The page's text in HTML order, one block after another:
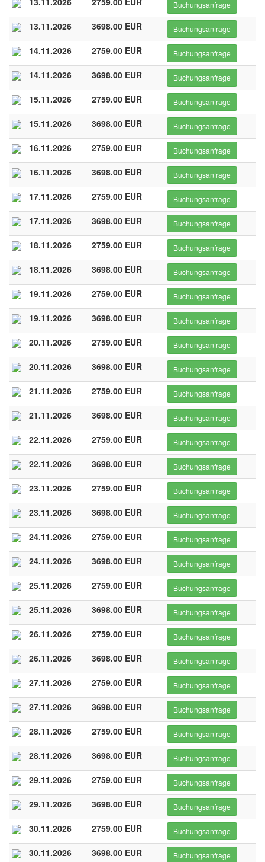
Buchungsanfrage
13.11.2026 3698.00 EUR Buchungsanfrage
14.11.2026 2759.00 EUR Buchungsanfrage
14.11.2026 3698.00 EUR Buchungsanfrage
15.11.2026 2759.00 EUR Buchungsanfrage
15.11.2026 3698.00 EUR Buchungsanfrage
16.11.2026 2759.00 EUR Buchungsanfrage
16.11.2026 3698.00 EUR Buchungsanfrage
17.11.2026 2759.00 EUR Buchungsanfrage
17.11.2026 3698.00 EUR Buchungsanfrage
18.11.2026 2759.00 EUR Buchungsanfrage
18.11.2026 3698.00 EUR Buchungsanfrage
19.11.2026 2759.00 EUR Buchungsanfrage
19.11.2026 3698.00 EUR Buchungsanfrage
20.11.2026 2759.00 EUR Buchungsanfrage
20.11.2026 3698.00 EUR Buchungsanfrage
21.11.2026 2759.00 EUR Buchungsanfrage
21.11.2026 3698.00 EUR Buchungsanfrage
22.11.2026 2759.00 EUR Buchungsanfrage
22.11.2026 3698.00 EUR Buchungsanfrage
23.11.2026 2759.00 EUR Buchungsanfrage
23.11.2026 3698.00 EUR Buchungsanfrage
24.11.2026 2759.00 EUR Buchungsanfrage
24.11.2026 3698.00 EUR Buchungsanfrage
25.11.2026 2759.00 EUR Buchungsanfrage
25.11.2026 3698.00 EUR Buchungsanfrage
26.11.2026 2759.00 EUR Buchungsanfrage
26.11.2026 3698.00 EUR Buchungsanfrage
27.11.2026 2759.00 EUR Buchungsanfrage
27.11.2026 3698.00 EUR Buchungsanfrage
28.11.2026 2759.00 EUR Buchungsanfrage
28.11.2026 3698.00 EUR Buchungsanfrage
29.11.2026 2759.00 EUR Buchungsanfrage
29.11.2026 3698.00 EUR Buchungsanfrage
30.11.2026 2759.00 EUR Buchungsanfrage
30.11.2026 3698.00 EUR Buchungsanfrage